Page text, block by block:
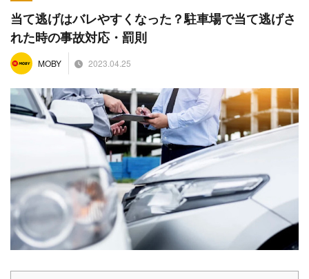
当て逃げはバレやすくなった？駐車場で当て逃げさ
れた時の事故対応・罰則
MOBY 2023.04.25